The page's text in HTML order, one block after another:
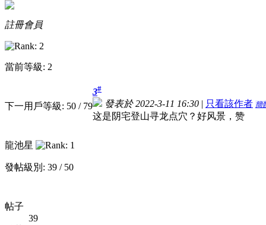
註冊會員
當前等級: 2
下一用戶等級: 50 / 79
龍池星
發帖級別: 39 / 50
帖子
39
3#
發表於 2022-3-11 16:30 | 只看該作者 簡
这是阴宅登山寻龙点穴？好风景，赞